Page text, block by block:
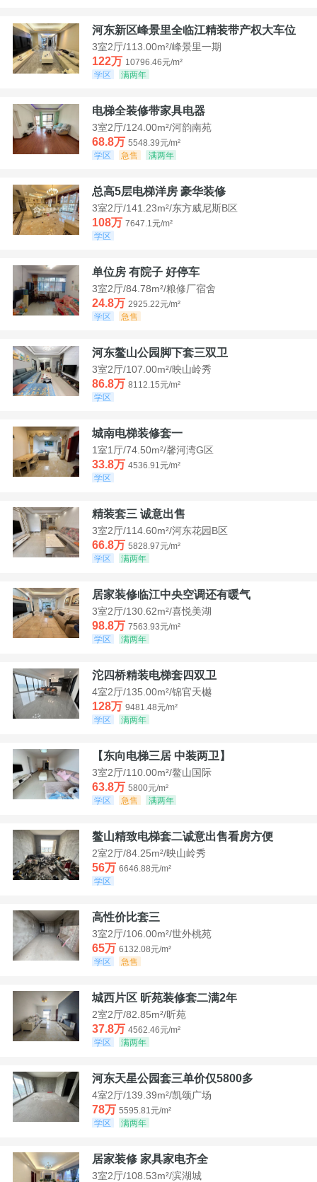
河东新区峰景里全临江精装带产权大车位
3室2厅/113.00m²/峰景里一期
122万 10796.46元/m²
学区
满两年
电梯全装修带家具电器
3室2厅/124.00m²/河韵南苑
68.8万 5548.39元/m²
学区
急售 满两年
总高5层电梯洋房 豪华装修
3室2厅/141.23m²/东方威尼斯B区
108万 7647.1元/m²
学区
单位房 有院子 好停车
3室2厅/84.78m²/粮修厂宿舍
24.8万 2925.22元/m²
学区
急售
河东鳌山公园脚下套三双卫
3室2厅/107.00m²/映山岭秀
86.8万 8112.15元/m²
学区
城南电梯装修套一
1室1厅/74.50m²/馨河湾G区
33.8万 4536.91元/m²
学区
精装套三 诚意出售
3室2厅/114.60m²/河东花园B区
66.8万 5828.97元/m²
学区
满两年
居家装修临江中央空调还有暖气
3室2厅/130.62m²/喜悦美湖
98.8万 7563.93元/m²
学区
满两年
沱四桥精装电梯套四双卫
4室2厅/135.00m²/锦官天樾
128万 9481.48元/m²
学区
满两年
【东向电梯三居 中装两卫】
3室2厅/110.00m²/鳌山国际
63.8万 5800元/m²
学区
急售 满两年
鳌山精致电梯套二诚意出售看房方便
2室2厅/84.25m²/映山岭秀
56万 6646.88元/m²
学区
高性价比套三
3室2厅/106.00m²/世外桃苑
65万 6132.08元/m²
学区
急售
城西片区 昕苑装修套二满2年
2室2厅/82.85m²/昕苑
37.8万 4562.46元/m²
学区
满两年
河东天星公园套三单价仅5800多
4室2厅/139.39m²/凯颂广场
78万 5595.81元/m²
学区
满两年
居家装修 家具家电齐全
3室2厅/108.53m²/滨湖城